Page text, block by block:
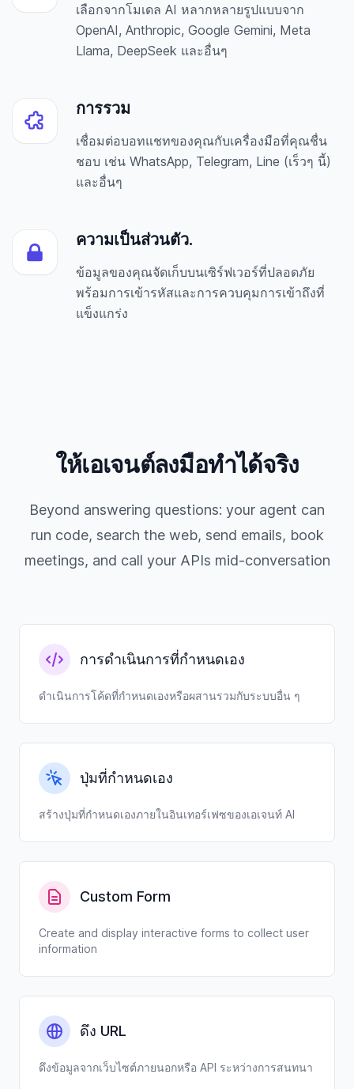
เลือกจากโมเดล AI หลากหลายรูปแบบจาก
OpenAI, Anthropic, Google Gemini, Meta
Llama, DeepSeek และอื่นๆ
การรวม
เชื่อมต่อบอทแชทของคุณกับเครื่องมือที่คุณชื่น
ชอบ เช่น WhatsApp, Telegram, Line (เร็วๆ นี้)
และอื่นๆ
ความเป็นส่วนตัว.
ข้อมูลของคุณจัดเก็บบนเซิร์ฟเวอร์ที่ปลอดภัย
พร้อมการเข้ารหัสและการควบคุมการเข้าถึงที่
แข็งแกร่ง
ให้เอเจนต์ลงมือทำได้จริง
Beyond answering questions: your agent can
run code, search the web, send emails, book
meetings, and call your APIs mid-conversation
การดำเนินการที่กำหนดเอง
ดำเนินการโค้ดที่กำหนดเองหรือผสานรวมกับระบบอื่น ๆ
ปุ่มที่กำหนดเอง
สร้างปุ่มที่กำหนดเองภายในอินเทอร์เฟซของเอเจนท์ AI
Custom Form
Create and display interactive forms to collect user
information
ดึง URL
ดึงข้อมูลจากเว็บไซต์ภายนอกหรือ API ระหว่างการสนทนา